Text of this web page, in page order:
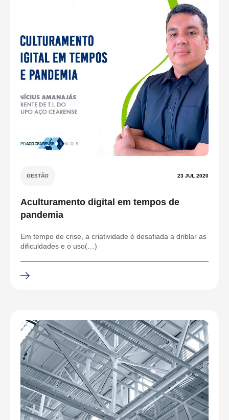
GESTÃO 23 JUL 2020
Aculturamento digital em tempos de
pandemia
Em tempo de crise, a criatividade é desafiada a driblar as
dificuldades e o uso(…)